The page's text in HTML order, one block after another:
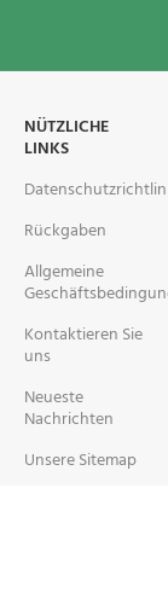
NÜTZLICHE
LINKS
Rückgaben
Allgemeine
Kontaktieren Sie
uns
Neueste
Nachrichten
Unsere Sitemap